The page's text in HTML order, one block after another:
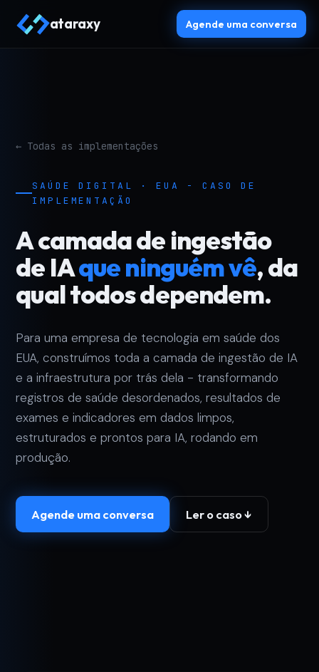
ataraxy Agende uma conversa
← Todas as implementações
SAÚDE DIGITAL · EUA - CASO DE
IMPLEMENTAÇÃO
A camada de ingestão
de IAque ninguém vê, da
qual todos dependem.
Para uma empresa de tecnologia em saúde dos
EUA, construímos toda a camada de ingestão de IA
e a infraestrutura por trás dela - transformando
registros de saúde desordenados, resultados de
exames e indicadores em dados limpos,
estruturados e prontos para IA, rodando em
produção.
Agende uma conversa Ler o caso ↓